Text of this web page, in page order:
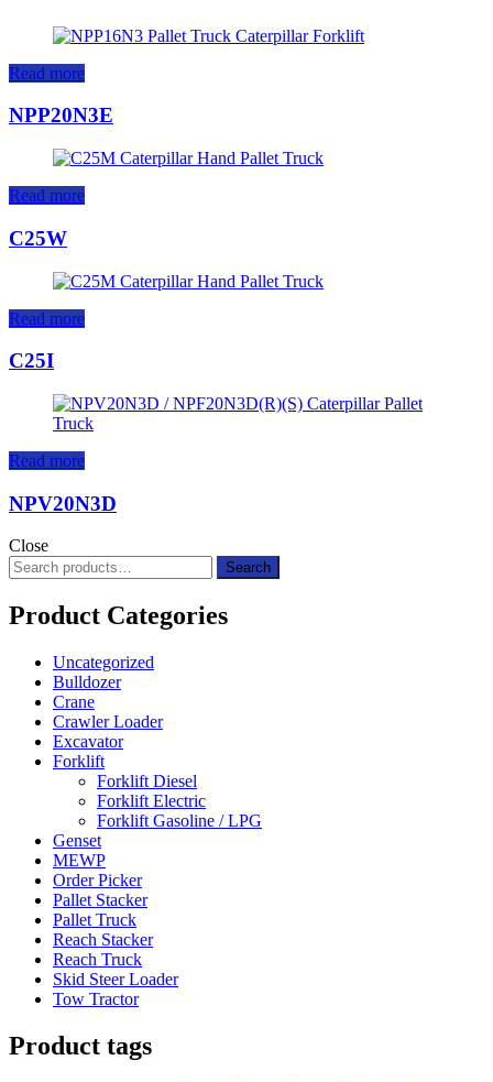
Read more
NPP20N3E
Read more
C25W
Read more
C25I
Read more
NPV20N3D
Close
Search
for:
Search
Product Categories
Uncategorized
Bulldozer
Crane
Crawler Loader
Excavator
Forklift
Forklift Diesel
Forklift Electric
Forklift Gasoline / LPG
Genset
MEWP
Order Picker
Pallet Stacker
Pallet Truck
Reach Stacker
Reach Truck
Skid Steer Loader
Tow Tractor
Product tags